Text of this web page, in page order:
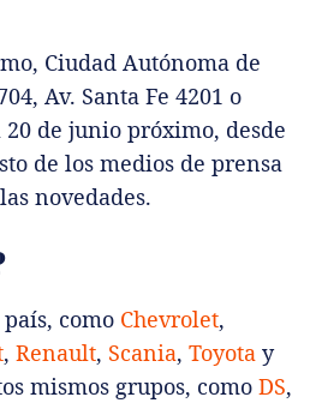
Ciudad Autónoma de
Av. Santa Fe 4201 o
de junio próximo, desde
de los medios de prensa
novedades.
como Chevrolet,
, Renault, Scania, Toyota y
mismos grupos, como DS,